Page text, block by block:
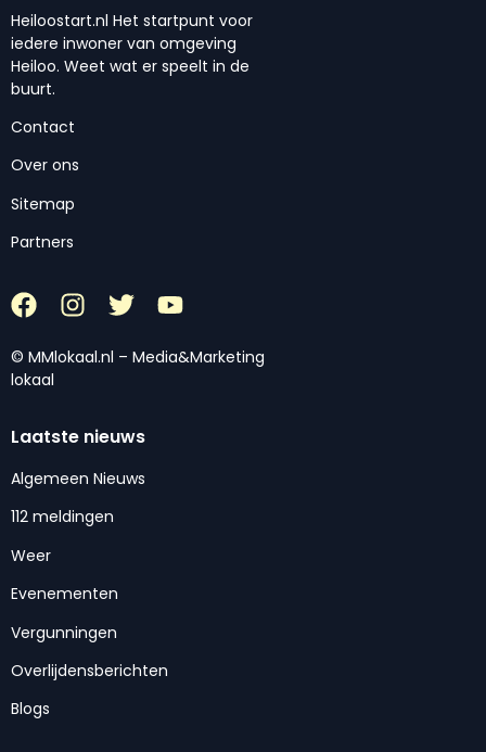
Heiloostart.nl Het startpunt voor
iedere inwoner van omgeving
Heiloo. Weet wat er speelt in de
buurt.
Contact
Over ons
Sitemap
Partners
© MMlokaal.nl – Media&Marketing
lokaal
Laatste nieuws
Algemeen Nieuws
112 meldingen
Weer
Evenementen
Vergunningen
Overlijdensberichten
Blogs